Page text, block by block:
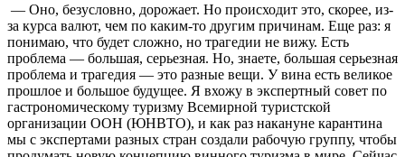
— Оно, безусловно, дорожает. Но происходит это, скорее, из-
за курса валют, чем по каким-то другим причинам. Еще раз: я
понимаю, что будет сложно, но трагедии не вижу. Есть
проблема — большая, серьезная. Но, знаете, большая серьезная
проблема и трагедия — это разные вещи. У вина есть великое
прошлое и большое будущее. Я вхожу в экспертный совет по
гастрономическому туризму Всемирной туристской
организации ООН (ЮНВТО), и как раз накануне карантина
мы с экспертами разных стран создали рабочую группу, чтобы